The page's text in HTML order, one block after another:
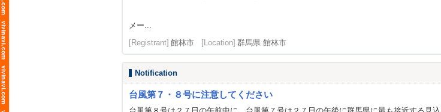
メー...
[Registrant] 館林市 [Location] 群馬県 館林市
Notification
台風第７・８号に注意してください